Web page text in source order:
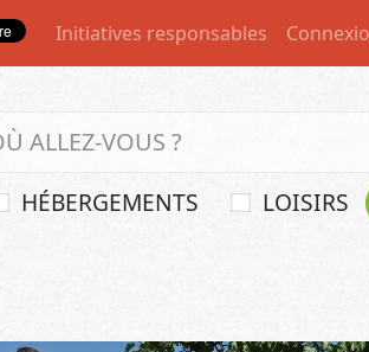
Initiatives responsables
HÉBERGEMENTS LOISIRS